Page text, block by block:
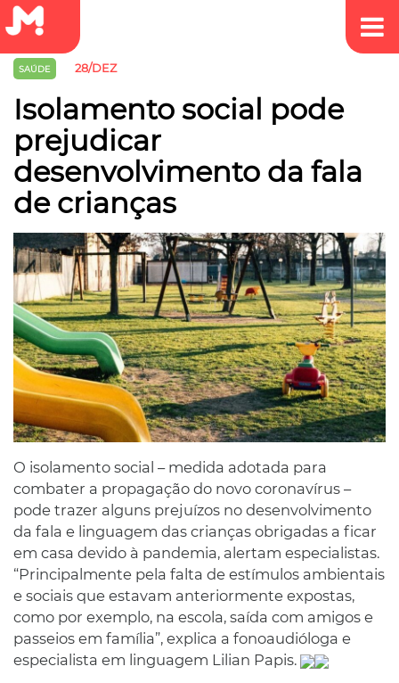
SAÚDE 28/DEZ
Isolamento social pode
prejudicar
desenvolvimento da fala
de crianças
O isolamento social – medida adotada para
combater a propagação do novo coronavírus –
pode trazer alguns prejuízos no desenvolvimento
da fala e linguagem das crianças obrigadas a ficar
em casa devido à pandemia, alertam especialistas.
“Principalmente pela falta de estímulos ambientais
e sociais que estavam anteriormente expostas,
como por exemplo, na escola, saída com amigos e
passeios em família”, explica a fonoaudióloga e
especialista em linguagem Lilian Papis.